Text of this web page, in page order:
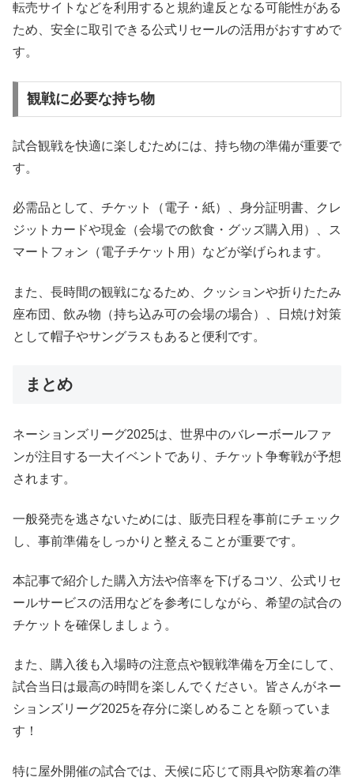
転売サイトなどを利用すると規約違反となる可能性がある
ため、安全に取引できる公式リセールの活用がおすすめで
す。
観戦に必要な持ち物
試合観戦を快適に楽しむためには、持ち物の準備が重要で
す。
必需品として、チケット（電子・紙）、身分証明書、クレ
ジットカードや現金（会場での飲食・グッズ購入用）、ス
マートフォン（電子チケット用）などが挙げられます。
また、長時間の観戦になるため、クッションや折りたたみ
座布団、飲み物（持ち込み可の会場の場合）、日焼け対策
として帽子やサングラスもあると便利です。
まとめ
ネーションズリーグ2025は、世界中のバレーボールファ
ンが注目する一大イベントであり、チケット争奪戦が予想
されます。
一般発売を逃さないためには、販売日程を事前にチェック
し、事前準備をしっかりと整えることが重要です。
本記事で紹介した購入方法や倍率を下げるコツ、公式リセ
ールサービスの活用などを参考にしながら、希望の試合の
チケットを確保しましょう。
また、購入後も入場時の注意点や観戦準備を万全にして、
試合当日は最高の時間を楽しんでください。皆さんがネー
ションズリーグ2025を存分に楽しめることを願っていま
す！
特に屋外開催の試合では、天候に応じて雨具や防寒着の準